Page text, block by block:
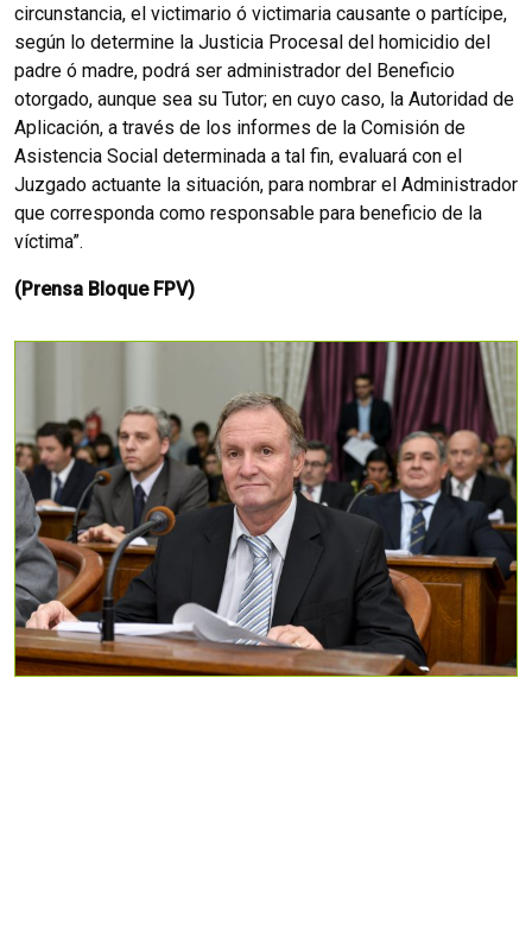
circunstancia, el victimario ó victimaria causante o partícipe,
según lo determine la Justicia Procesal del homicidio del
padre ó madre, podrá ser administrador del Beneficio
otorgado, aunque sea su Tutor; en cuyo caso, la Autoridad de
Aplicación, a través de los informes de la Comisión de
Asistencia Social determinada a tal fin, evaluará con el
Juzgado actuante la situación, para nombrar el Administrador
que corresponda como responsable para beneficio de la
víctima”.
(Prensa Bloque FPV)